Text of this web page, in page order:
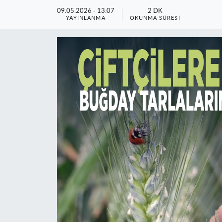
09.05.2026 - 13:07
YAYINLANMA
2 DK
OKUNMA SÜRESI